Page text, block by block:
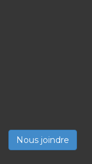
Nous joindre